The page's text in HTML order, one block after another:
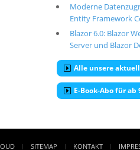
Moderne
Entity Framework
Blazor 6.0: Blazor
Server und Blazor
Alle unsere
E-Book-Abo für ab
SITEMAP KONTAKT